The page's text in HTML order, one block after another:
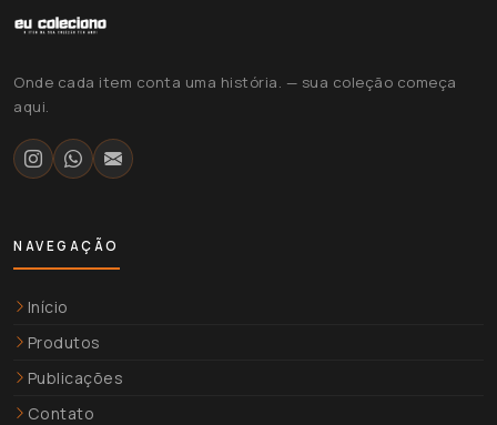
Onde cada item conta uma história. — sua coleção começa
aqui.
NAVEGAÇÃO
Início
Produtos
Publicações
Contato